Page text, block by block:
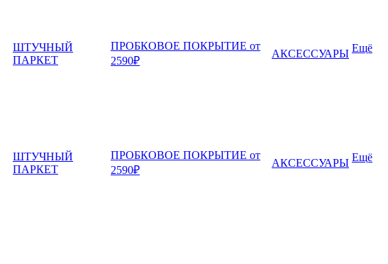
ШТУЧНЫЙ
ПАРКЕТ
ПРОБКОВОЕ ПОКРЫТИЕ от
2590₽
АКСЕССУАРЫ Ещё
ШТУЧНЫЙ
ПАРКЕТ
ПРОБКОВОЕ ПОКРЫТИЕ от
2590₽
АКСЕССУАРЫ Ещё